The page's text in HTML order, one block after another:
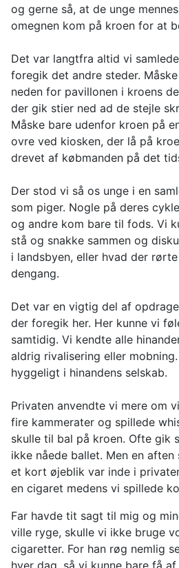
og gerne så, at de unge
omegnen kom på kroen for at
Det var langtfra altid vi
foregik det andre steder.
neden for pavillonen i kroens
der gik stier ned ad de stejle
Måske bare udenfor kroen på
ovre ved kiosken, der lå på
drevet af købmanden på det
Der stod vi så os unge i en
som piger. Nogle på deres
og andre kom bare til fods. Vi
stå og snakke sammen og
i landsbyen, eller hvad der
dengang.
Det var en vigtig del af
der foregik her. Her kunne vi
samtidig. Vi kendte alle
aldrig rivalisering eller
hyggeligt i hinandens selskab.
Privaten anvendte vi mere om
fire kammerater og spillede
skulle til bal på kroen. Ofte gik
ikke nåede ballet. Men en
et kort øjeblik var inde i
en cigaret medens vi spillede
Far havde tit sagt til mig og
ville ryge, skulle vi ikke bruge
cigaretter. For han røg nemlig
hver dag, så vi kunne bare få